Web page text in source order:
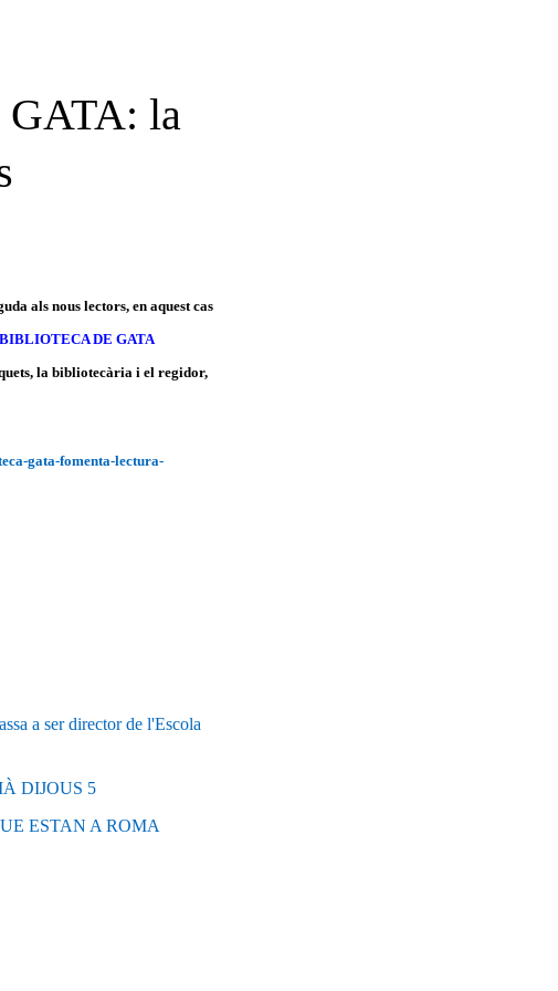
la
als nous lectors, en aquest cas
DE GATA
la bibliotecària i el regidor,
gata-fomenta-lectura-
a ser director de l'Escola
DIJOUS 5
ESTAN A ROMA